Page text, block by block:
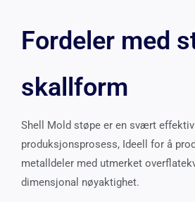
Fordeler med
skallform
Shell Mold støpe er en svært
produksjonsprosess, Ideell for å
metalldeler med utmerket
dimensjonal nøyaktighet.